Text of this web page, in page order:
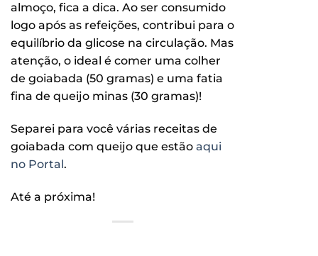
almoço, fica a dica. Ao ser consumido
logo após as refeições, contribui para o
equilíbrio da glicose na circulação. Mas
atenção, o ideal é comer uma colher
de goiabada (50 gramas) e uma fatia
fina de queijo minas (30 gramas)!
Separei para você várias receitas de
goiabada com queijo que estão aqui
no Portal.
Até a próxima!